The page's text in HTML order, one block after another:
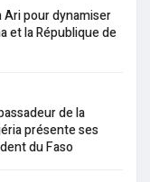
Ari pour dynamiser
et la République de
de la
présente ses
du Faso